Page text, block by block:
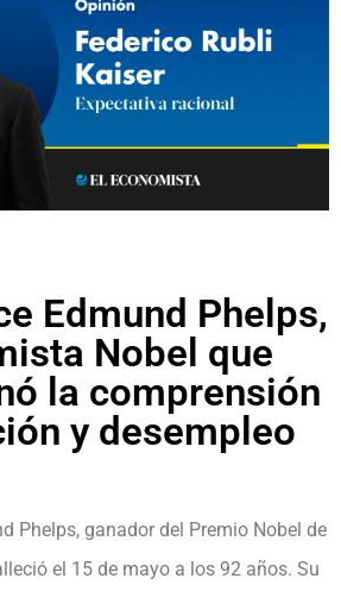
Edmund Phelps,
Nobel que
la comprensión
y desempleo
Phelps, ganador del Premio Nobel de
el 15 de mayo a los 92 años. Su